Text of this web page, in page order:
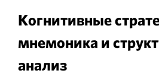
Когнитивные
мнемоника и
анализ